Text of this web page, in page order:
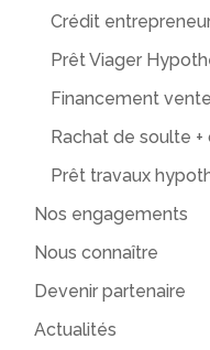
Crédit
Prêt Viager
Financement
Rachat de soulte
Prêt travaux
Nos engagements
Nous connaître
Devenir partenaire
Actualités